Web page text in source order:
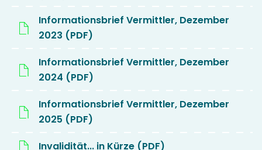
Informationsbrief Vermittler, Dezember
2023 (PDF)
Informationsbrief Vermittler, Dezember
2024 (PDF)
Informationsbrief Vermittler, Dezember
2025 (PDF)
Invalidität... in Kürze (PDF)